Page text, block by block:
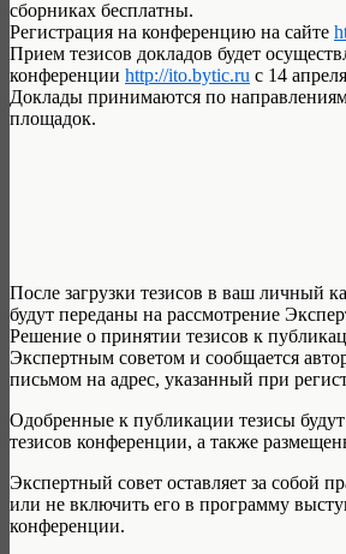
сборниках бесплатны.
Регистрация на конференцию на сайте
Прием тезисов докладов будет
конференции http://ito.bytic.ru с 14
Доклады принимаются по
площадок.
После загрузки тезисов в ваш личный
будут переданы на рассмотрение
Решение о принятии тезисов к
Экспертным советом и сообщается
письмом на адрес, указанный при
Одобренные к публикации тезисы
тезисов конференции, а также
Экспертный совет оставляет за собой
или не включить его в программу
конференции.